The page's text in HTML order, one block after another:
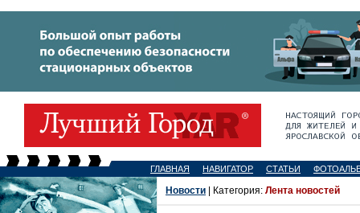
ГЛАВНАЯ НАВИГАТОР СТАТЬИ
Новости | Категория: Лента новостей